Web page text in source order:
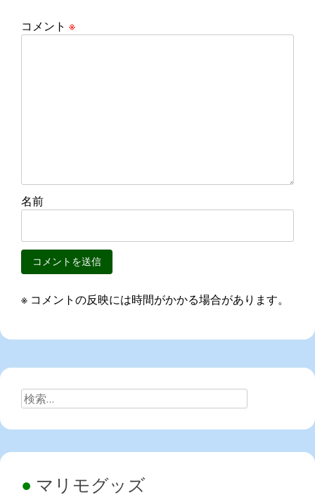
コメント ※
名前
※ コメントの反映には時間がかかる場合があります。
検
索:
マリモグッズ